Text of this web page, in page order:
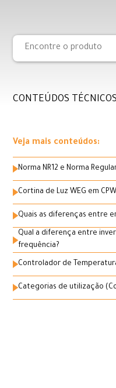
CONTEÚDOS TÉCNICOS
Veja mais conteúdos:
Norma NR12 e Norma
Cortina de Luz WEG em
Quais as diferenças entre
Qual a diferença entre
frequência?
Controlador de
Categorias de utilização